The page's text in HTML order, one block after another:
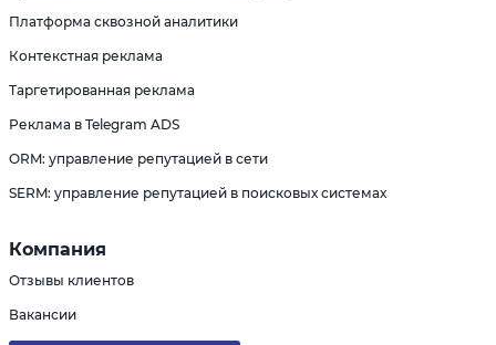
Платформа сквозной аналитики
Контекстная реклама
Таргетированная реклама
Реклама в Telegram ADS
ORM: управление репутацией в сети
SERM: управление репутацией в поисковых системах
Компания
Отзывы клиентов
Вакансии